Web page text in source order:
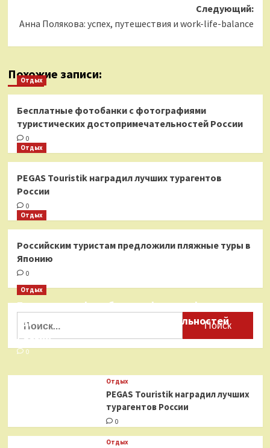
Следующий:
Анна Полякова: успех, путешествия и work-life-balance
Похожие записи:
Отдых
Бесплатные фотобанки с фотографиями
туристических достопримечательностей России
0
Отдых
PEGAS Touristik наградил лучших турагентов
России
0
Отдых
Российским туристам предложили пляжные туры в
Японию
0
Отдых
Бесплатные фотобанки с фотографиями
туристических достопримечательностей
России
0
Отдых
PEGAS Touristik наградил лучших
турагентов России
0
Отдых